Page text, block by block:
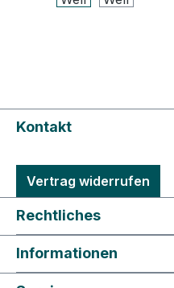
Kontakt
Vertrag widerrufen
Rechtliches
Informationen